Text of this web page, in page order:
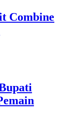
Combine